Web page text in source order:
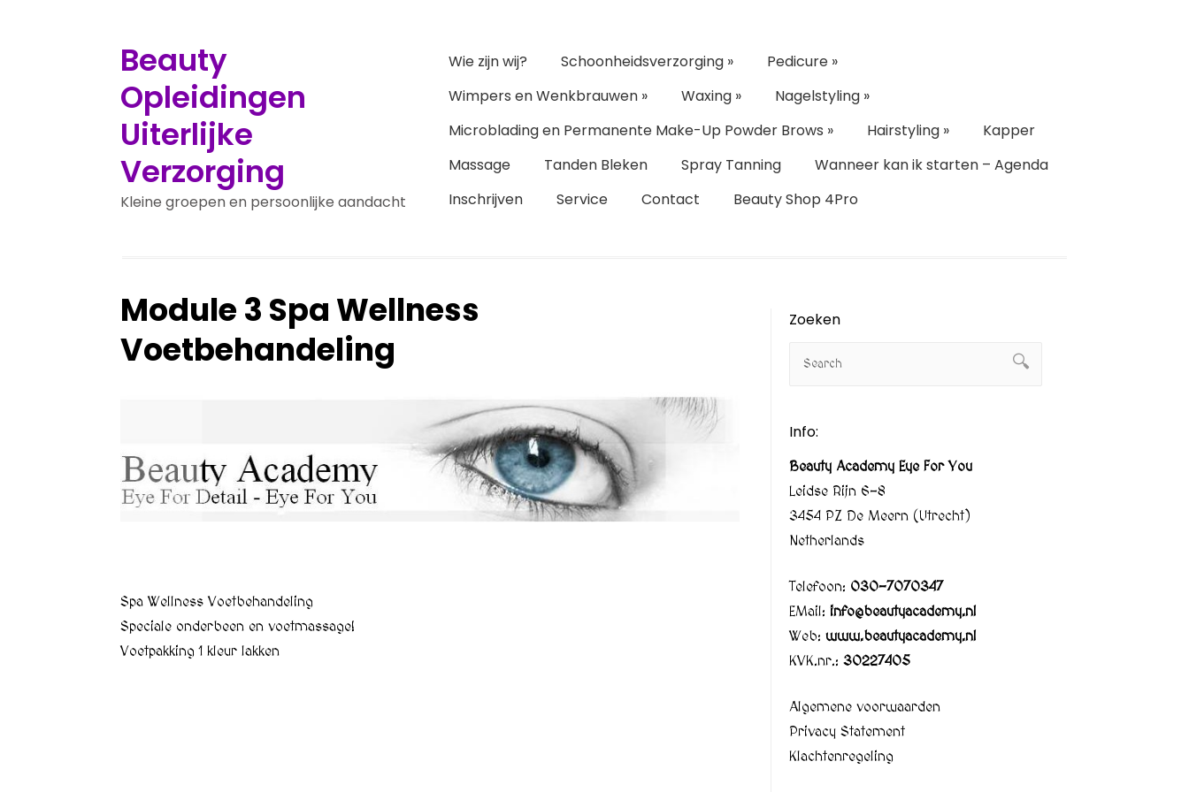
Beauty
Opleidingen
Uiterlijke
Verzorging
Kleine groepen en persoonlijke aandacht
Wie zijn wij? Schoonheidsverzorging» Pedicure»
Wimpers en Wenkbrauwen» Waxing» Nagelstyling»
Microblading en Permanente Make-Up Powder Brows » Hairstyling»
Kapper
Massage
Tanden Bleken Spray Tanning
Wanneer kan ik starten – Agenda
Inschrijven
Service Contact Beauty Shop 4Pro
Module 3 Spa Wellness
Voetbehandeling
Spa Wellness Voetbehandeling
Speciale onderbeen en voetmassage!
Voetpakking 1 kleur lakken
Zoeken
Info:
Beauty Academy Eye For You
Leidse Rijn 6-8
3454 PZ De Meern (Utrecht)
Netherlands
Telefoon: 030-7070347
EMail: info@beautyacademy.nl
Web: www.beautyacademy.nl
KVK.nr.: 30227405
Algemene voorwaarden
Privacy Statement
Klachtenregeling